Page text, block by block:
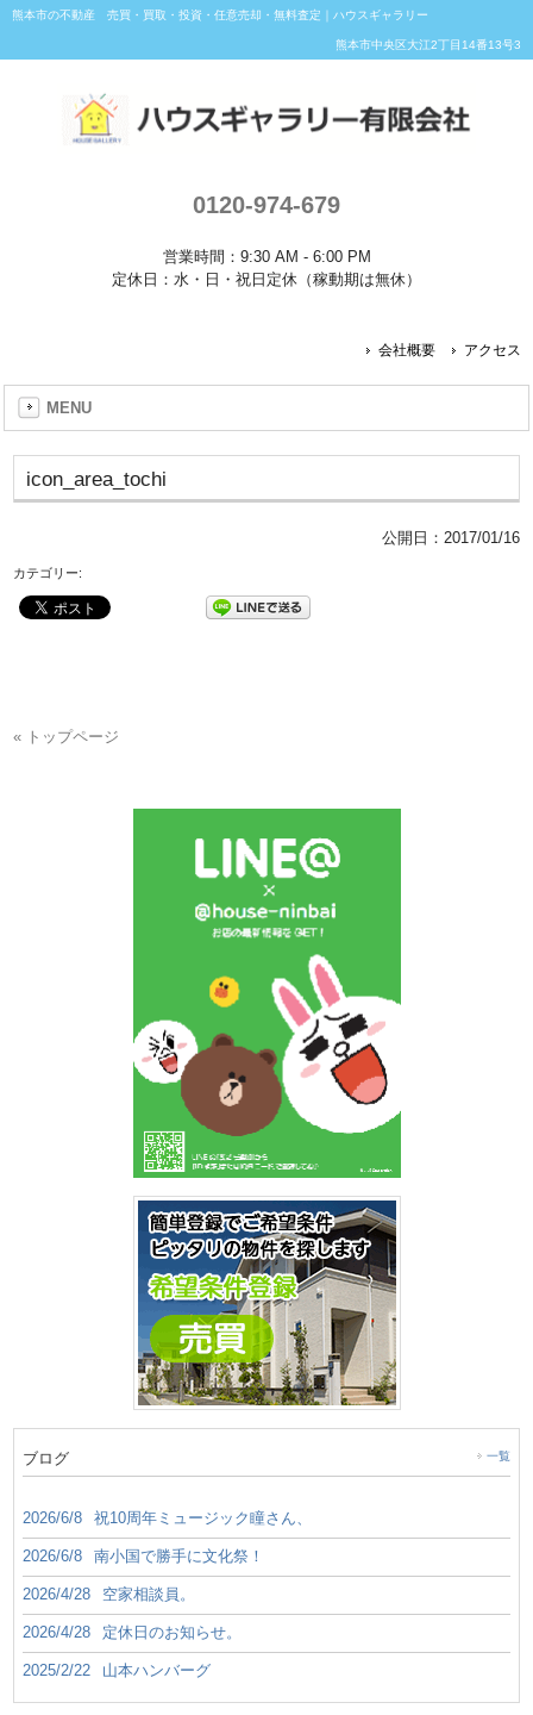
熊本市の不動産 売買・買取・投資・任意売却・無料査定｜ハウスギャラリー
熊本市中央区大江2丁目14番13号3
0120-974-679
営業時間：9:30 AM - 6:00 PM
定休日：水・日・祝日定休（稼動期は無休）
会社概要 アクセス
MENU
icon_area_tochi
公開日： 2017/01/16
カテゴリー:
« トップページ
ブログ 一覧
2026/6/8 祝10周年ミュージック瞳さん、
2026/6/8 南小国で勝手に文化祭！
2026/4/28 空家相談員。
2026/4/28 定休日のお知らせ。
2025/2/22 山本ハンバーグ